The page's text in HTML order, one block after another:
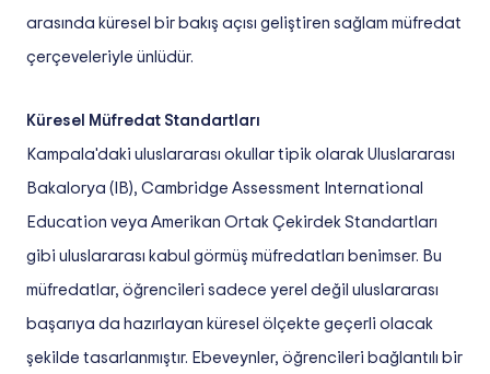
arasında küresel bir bakış açısı geliştiren sağlam müfredat
çerçeveleriyle ünlüdür.
Küresel Müfredat Standartları
Kampala'daki uluslararası okullar tipik olarak Uluslararası
Bakalorya (IB), Cambridge Assessment International
Education veya Amerikan Ortak Çekirdek Standartları
gibi uluslararası kabul görmüş müfredatları benimser. Bu
müfredatlar, öğrencileri sadece yerel değil uluslararası
başarıya da hazırlayan küresel ölçekte geçerli olacak
şekilde tasarlanmıştır. Ebeveynler, öğrencileri bağlantılı bir